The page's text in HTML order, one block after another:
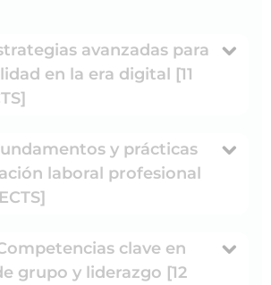
avanzadas para
en la era digital [11
y prácticas
laboral profesional
clave en
grupo y liderazgo [12